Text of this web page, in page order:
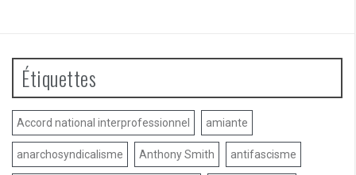
Étiquettes
Accord national interprofessionnel amiante
anarchosyndicalisme Anthony Smith antifascisme